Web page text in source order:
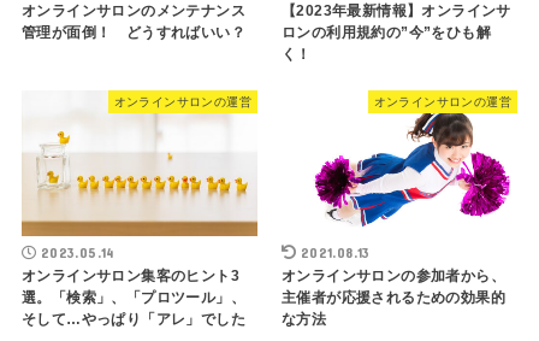
オンラインサロンのメンテナンス
管理が面倒！ どうすればいい？
【2023年最新情報】オンラインサ
ロンの利用規約の”今”をひも解
く！
オンラインサロンの運営
2023.05.14
オンラインサロン集客のヒント3
選。「検索」、「プロツール」、
そして…やっぱり「アレ」でした
オンラインサロンの運営
2021.08.13
オンラインサロンの参加者から、
主催者が応援されるための効果的
な方法